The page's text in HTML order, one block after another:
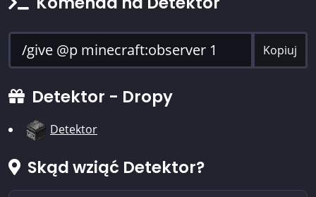
Kopiuj
Detektor - Dropy
Detektor
Skąd wziąć Detektor?